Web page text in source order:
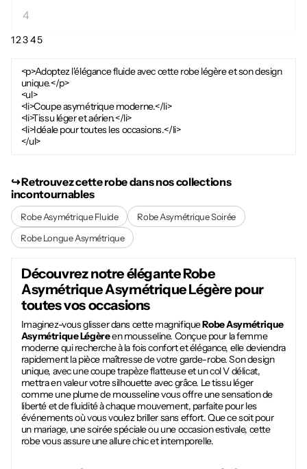
12345
<p>Adoptez l'élégance fluide avec cette robe légère et son design
unique.</p>
<ul>
<li>Coupe asymétrique moderne.</li>
<li>Tissu léger et aérien.</li>
<li>Idéale pour toutes les occasions.</li>
</ul>
↪︎ Retrouvez cette robe dans nos collections
incontournables
Robe Asymétrique Fluide
Robe Asymétrique Soirée
Robe Longue Asymétrique
Découvrez notre éléganteRobe
Asymétrique Asymétrique Légèrepour
toutes vos occasions
Imaginez-vous glisser dans cette magnifiqueRobe Asymétrique
Asymétrique Légèreen mousseline. Conçue pour la femme
moderne qui recherche à la fois confort et élégance, elle deviendra
rapidement la pièce maîtresse de votre garde-robe. Son design
unique, avec une coupe trapèze flatteuse et un col V délicat,
mettra en valeur votre silhouette avec grâce. Le tissu léger
comme une plume de mousseline vous offre une sensation de
liberté et de fluidité à chaque mouvement, parfaite pour les
événements où vous voulez briller sans effort. Que ce soit pour
un mariage, une soirée spéciale ou une occasion estivale, cette
robe vous assure une allure chic et intemporelle.